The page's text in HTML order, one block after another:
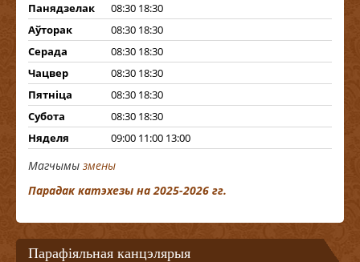
Панядзелак
08:30 18:30
Аўторак
08:30 18:30
Серада
08:30 18:30
Чацвер
08:30 18:30
Пятніца
08:30 18:30
Субота
08:30 18:30
Няделя
09:00 11:00 13:00
Магчымы змены
Парадак катэхезы на 2025-2026 гг.
Парафіяльная канцэлярыя